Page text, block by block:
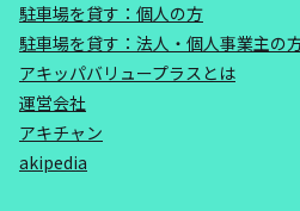
駐車場を貸す：個人の方
駐車場を貸す：法人・個人事業主の
アキッパバリュープラスとは
運営会社
アキチャン
akipedia